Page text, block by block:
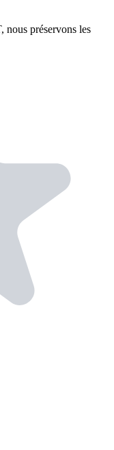
nous préservons les